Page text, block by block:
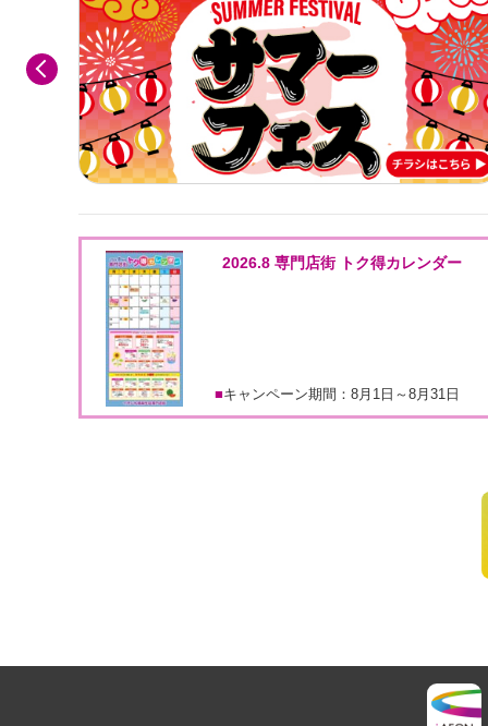
Previous
2026.8 専門店街 トク得カレンダー
キャンペーン期間：8月1日～8月31日